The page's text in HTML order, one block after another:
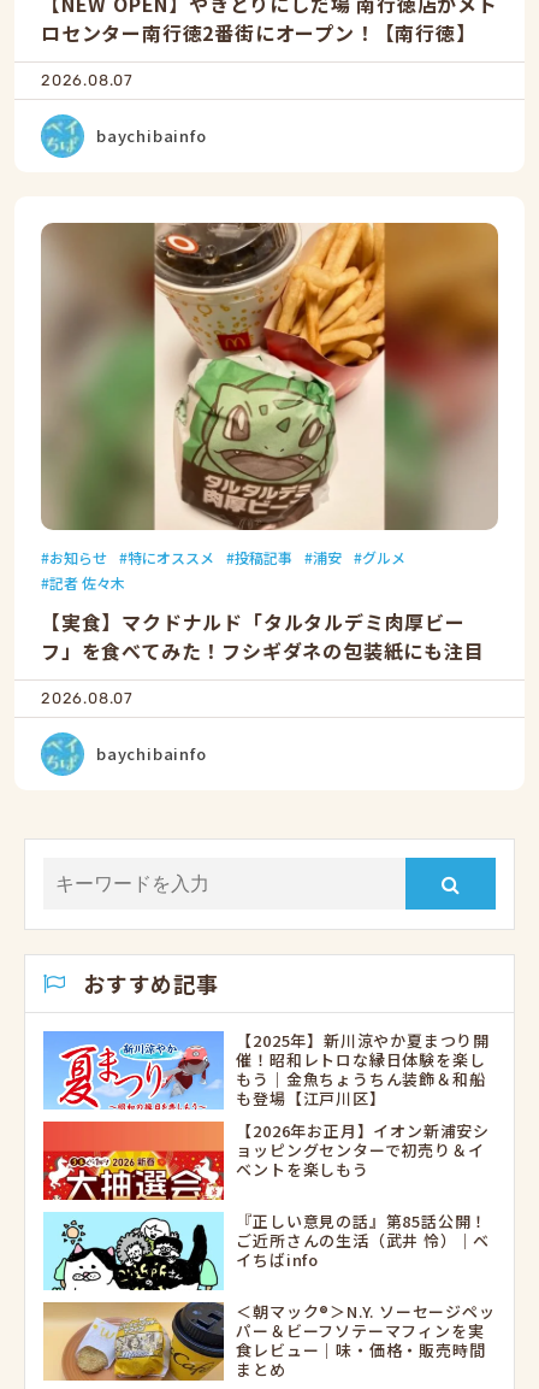
ロセンター南行徳2番街にオープン！【南行徳】
2026.08.07
baychibainfo
お知らせ 特にオススメ 投稿記事 浦安
グルメ
記者 佐々木
【実食】マクドナルド「タルタルデミ肉厚ビー
フ」を食べてみた！フシギダネの包装紙にも注目
2026.08.07
baychibainfo
おすすめ記事
【2025年】新川涼やか夏まつり開
催！昭和レトロな縁日体験を楽し
もう｜金魚ちょうちん装飾＆和船
も登場【江戸川区】
【2026年お正月】イオン新浦安シ
ョッピングセンターで初売り＆イ
ベントを楽しもう
『正しい意見の話』第85話公開！
ご近所さんの生活（武井 怜）｜ベ
イちばinfo
＜朝マック®＞N.Y. ソーセージペッ
パー＆ビーフソテーマフィンを実
食レビュー｜味・価格・販売時間
まとめ